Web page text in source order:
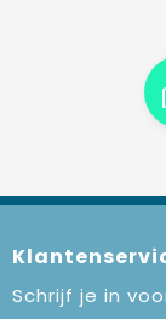
Schrijf je in